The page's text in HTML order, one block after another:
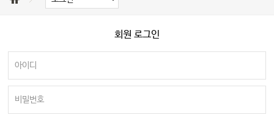
회원 로그인